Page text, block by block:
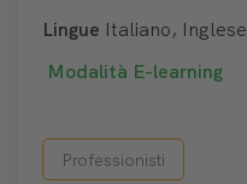
Lingue Italiano, Inglese
Modalità E-learning
Professionisti